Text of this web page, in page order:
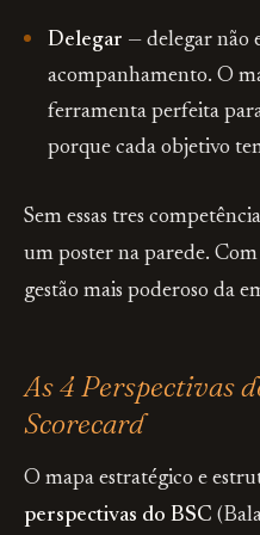
Delegar — delegar não
acompanhamento. O
ferramenta perfeita
porque cada objetivo
Sem essas tres
um poster na parede.
gestão mais poderoso da
As 4 Perspectivas
Scorecard
O mapa estratégico e
perspectivas do BSC